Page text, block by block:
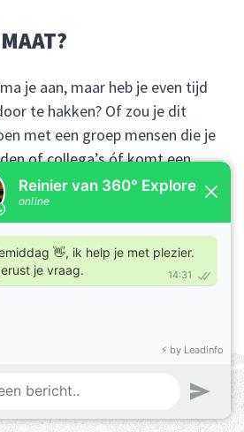
je aan, maar heb je even tijd
te hakken? Of zou je dit
met een groep mensen die je
of collega’s óf komt een
Vul dan onscontactformulier
mogelijk contact met je op.